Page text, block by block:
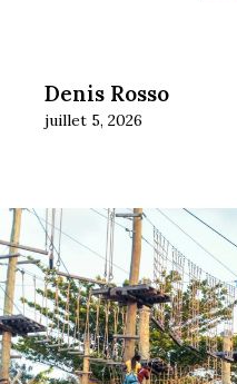
Denis Rosso
juillet 5, 2026